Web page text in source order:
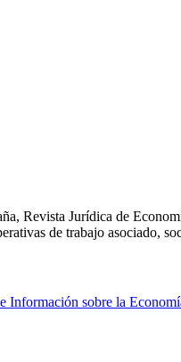
Revista Jurídica de
de trabajo asociado,
Información sobre la